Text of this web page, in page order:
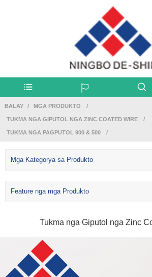
BALAY MGA PRODUKTO
TUKMA NGA GIPUTOL NGA ZINC COATED WIRE
TUKMA NGA PAGPUTOL 900 & 500
Mga Kategorya sa Produkto
Feature nga mga Produkto
Tukma nga Giputol nga Zinc